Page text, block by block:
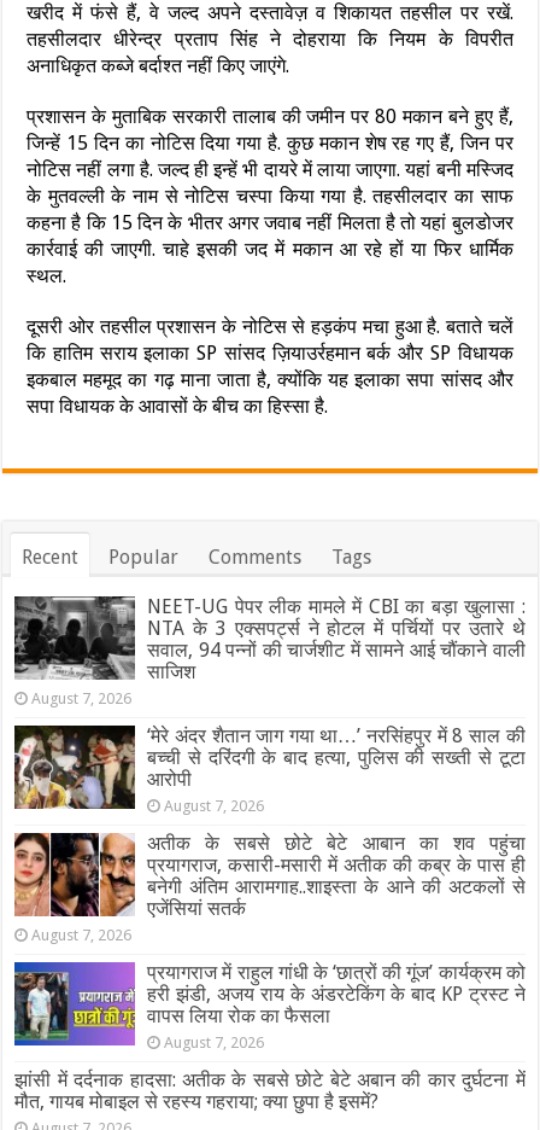
खरीद में फंसे हैं, वे जल्द अपने दस्तावेज़ व शिकायत तहसील पर रखें.
तहसीलदार धीरेन्द्र प्रताप सिंह ने दोहराया कि नियम के विपरीत
अनाधिकृत कब्जे बर्दाश्त नहीं किए जाएंगे.
प्रशासन के मुताबिक सरकारी तालाब की जमीन पर 80 मकान बने हुए हैं,
जिन्हें 15 दिन का नोटिस दिया गया है. कुछ मकान शेष रह गए हैं, जिन पर
नोटिस नहीं लगा है. जल्द ही इन्हें भी दायरे में लाया जाएगा. यहां बनी मस्जिद
के मुतवल्ली के नाम से नोटिस चस्पा किया गया है. तहसीलदार का साफ
कहना है कि 15 दिन के भीतर अगर जवाब नहीं मिलता है तो यहां बुलडोजर
कार्रवाई की जाएगी. चाहे इसकी जद में मकान आ रहे हों या फिर धार्मिक
स्थल.
दूसरी ओर तहसील प्रशासन के नोटिस से हड़कंप मचा हुआ है. बताते चलें
कि हातिम सराय इलाका SP सांसद ज़ियाउर्रहमान बर्क और SP विधायक
इकबाल महमूद का गढ़ माना जाता है, क्योंकि यह इलाका सपा सांसद और
सपा विधायक के आवासों के बीच का हिस्सा है.
Recent Popular Comments Tags
NEET-UG पेपर लीक मामले में CBI का बड़ा खुलासा :
NTA के 3 एक्सपर्ट्स ने होटल में पर्चियों पर उतारे थे
सवाल, 94 पन्नों की चार्जशीट में सामने आई चौंकाने वाली
साजिश
August 7, 2026
‘मेरे अंदर शैतान जाग गया था…’ नरसिंहपुर में 8 साल की
बच्ची से दरिंदगी के बाद हत्या, पुलिस की सख्ती से टूटा
आरोपी
August 7, 2026
अतीक के सबसे छोटे बेटे आबान का शव पहुंचा
प्रयागराज, कसारी-मसारी में अतीक की कब्र के पास ही
बनेगी अंतिम आरामगाह..शाइस्ता के आने की अटकलों से
एजेंसियां सतर्क
August 7, 2026
प्रयागराज में राहुल गांधी के ‘छात्रों की गूंज’ कार्यक्रम को
हरी झंडी, अजय राय के अंडरटेकिंग के बाद KP ट्रस्ट ने
वापस लिया रोक का फैसला
August 7, 2026
झांसी में दर्दनाक हादसा: अतीक के सबसे छोटे बेटे अबान की कार दुर्घटना में
मौत, गायब मोबाइल से रहस्य गहराया; क्या छुपा है इसमें?